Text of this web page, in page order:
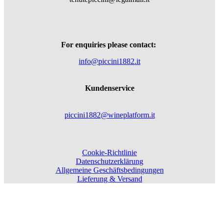
For enquiries please contact:
info@piccini1882.it
Kundenservice
piccini1882@wineplatform.it
Cookie-Richtlinie
Datenschutzerklärung
Allgemeine Geschäftsbedingungen
Lieferung & Versand